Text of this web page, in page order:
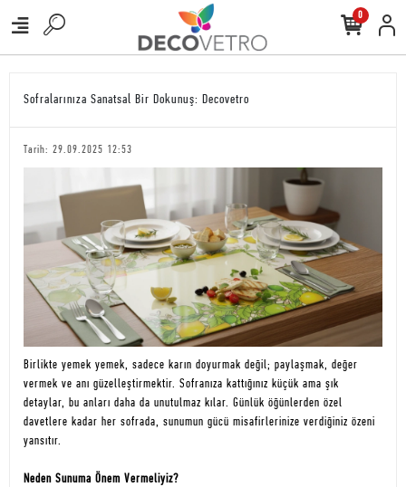
0
Sofralarınıza Sanatsal Bir Dokunuş: Decovetro
Tarih: 29.09.2025 12:53
Birlikte yemek yemek, sadece karın doyurmak değil; paylaşmak, değer
vermek ve anı güzelleştirmektir. Sofranıza kattığınız küçük ama şık
detaylar, bu anları daha da unutulmaz kılar. Günlük öğünlerden özel
davetlere kadar her sofrada, sunumun gücü misafirlerinize verdiğiniz özeni
yansıtır.
Neden Sunuma Önem Vermeliyiz?